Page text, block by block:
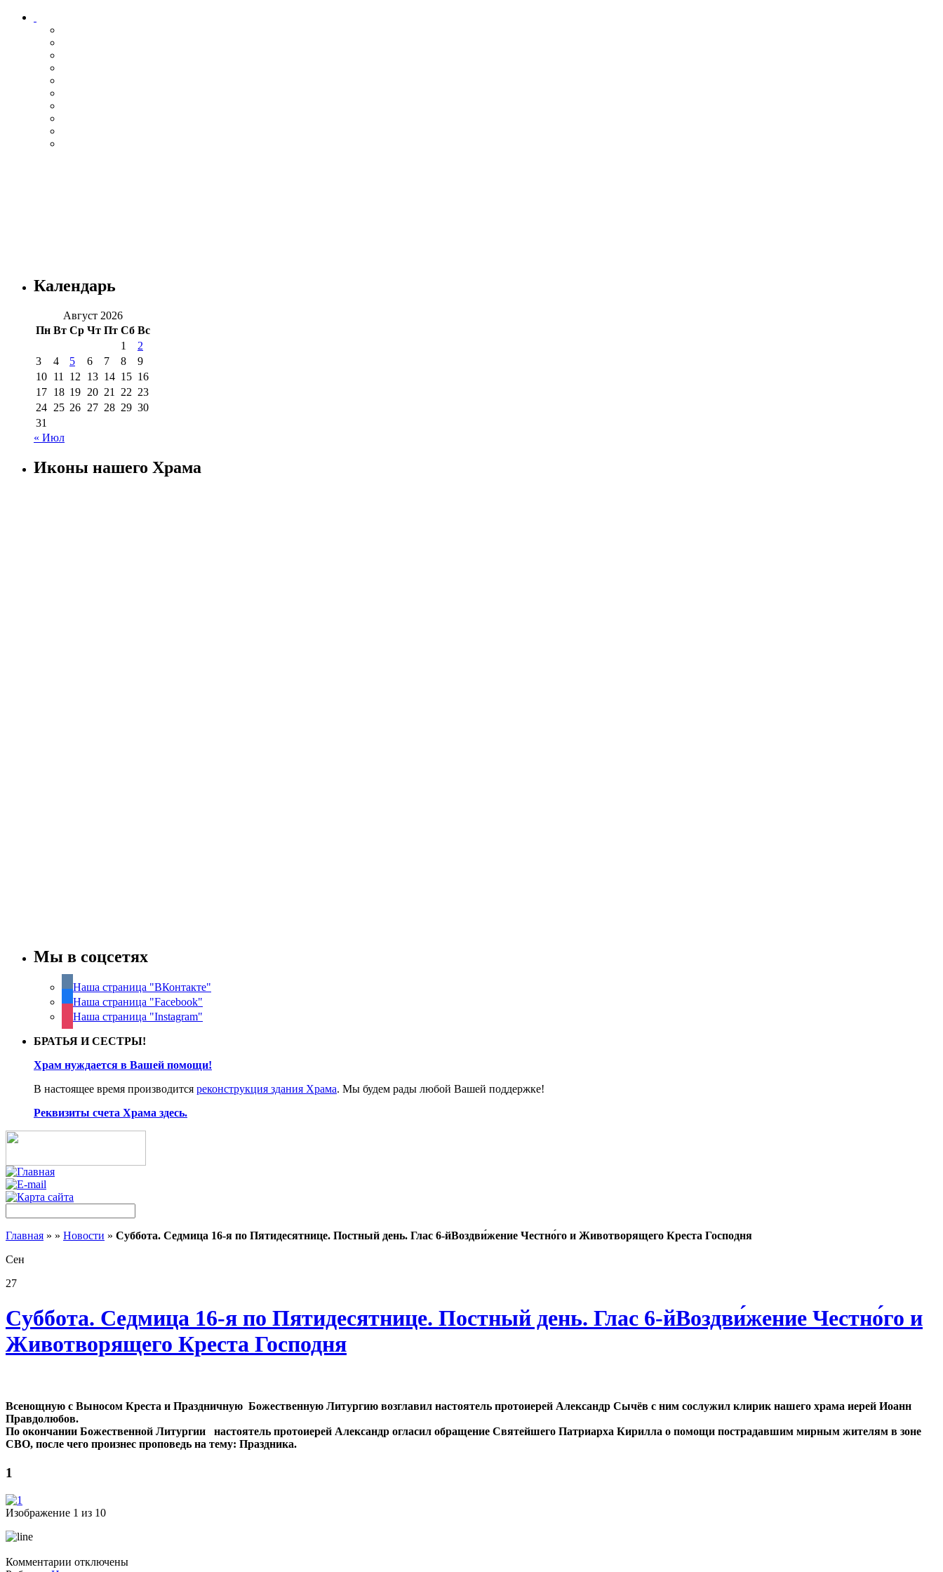
Календарь
Август 2026
Пн Вт Ср Чт Пт Сб Вс
1
2
3
4 5 6 7 8
9
10 11 12 13 14 15 16
17 18 19 20 21 22 23
24 25 26 27 28 29 30
31
« Июл
Иконы нашего Храма
Мы в соцсетях
Наша страница "ВКонтакте"
Наша страница "Facebook"
Наша страница "Instagram"
БРАТЬЯ И СЕСТРЫ!
Храм нуждается в Вашей помощи!
В настоящее время производится реконструкция здания Храма. Мы будем рады любой Вашей поддержке!
Реквизиты счета Храма здесь.
Главная » » Новости » Cуббота. Седмица 16-я по Пятидесятнице. Постный день. Глас 6-йВоздви́жение Честно́го и Животворящего Креста Господня
Сен
27
Cуббота. Седмица 16-я по Пятидесятнице. Постный день. Глас 6-йВоздви́жение Честно́го и
Животворящего Креста Господня
Всенощную с Выносом Креста и Праздничную Божественную Литургию возглавил настоятель протоиерей Александр Сычёв с ним сослужил клирик нашего храма иерей Иоанн
Правдолюбов.
По окончании Божественной Литургии настоятель протоиерей Александр огласил обращение Святейшего Патриарха Кирилла о помощи пострадавшим мирным жителям в зоне
СВО, после чего произнес проповедь на тему: Праздника.
1
Изображение 1 из 10
Комментарии котключены